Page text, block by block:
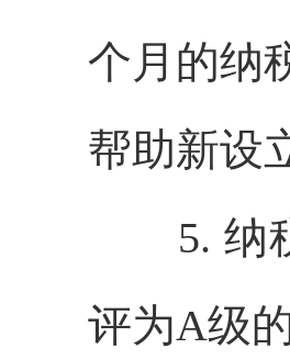
个月的纳
帮助新设
5. 纳税
评为A级